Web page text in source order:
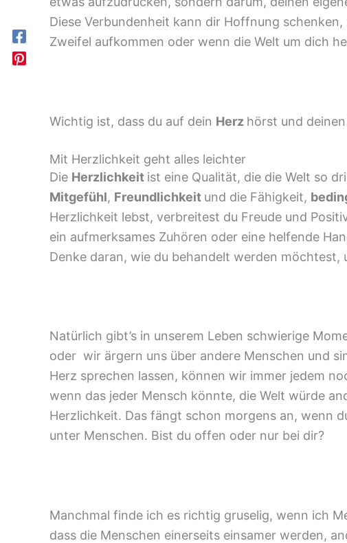
Diese Verbundenheit kann dir Hoffnung
Zweifel aufkommen oder wenn die Welt um dich
Wichtig ist, dass du auf dein Herz hörst und
Mit Herzlichkeit geht alles leichter
Die Herzlichkeit ist eine Qualität, die die Welt so
Mitgefühl, Freundlichkeit und die Fähigkeit,
Herzlichkeit lebst, verbreitest du Freude und
ein aufmerksames Zuhören oder eine helfende
Denke daran, wie du behandelt werden möchtest,
Natürlich gibt’s in unserem Leben schwierige
oder wir ärgern uns über andere Menschen und
Herz sprechen lassen, können wir immer jedem
wenn das jeder Mensch könnte, die Welt würde
Herzlichkeit. Das fängt schon morgens an, wenn
unter Menschen. Bist du offen oder nur bei dir?
Manchmal finde ich es richtig gruselig, wenn ich
dass die Menschen einerseits einsamer werden,